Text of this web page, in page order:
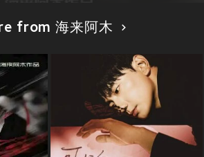
from 海来阿木